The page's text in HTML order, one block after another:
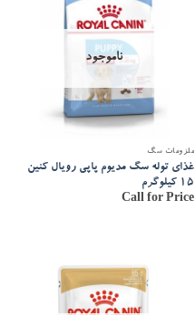
ناموجود
ملزومات سگ
غذای توله سگ مدیوم پاپی رویال کنین
15 کیلوگرم
Call for Price